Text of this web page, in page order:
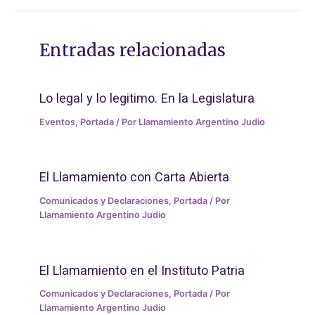
Entradas relacionadas
Lo legal y lo legitimo. En la Legislatura
Eventos, Portada / Por Llamamiento Argentino Judio
El Llamamiento con Carta Abierta
Comunicados y Declaraciones, Portada / Por
Llamamiento Argentino Judio
El Llamamiento en el Instituto Patria
Comunicados y Declaraciones, Portada / Por
Llamamiento Argentino Judio